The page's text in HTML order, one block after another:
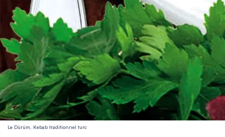
Le Dürüm, Kebab traditionnel turc